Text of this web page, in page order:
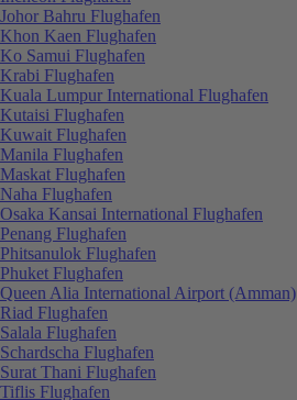
Johor Bahru Flughafen
Khon Kaen Flughafen
Ko Samui Flughafen
Krabi Flughafen
Kuala Lumpur International Flughafen
Kutaisi Flughafen
Kuwait Flughafen
Manila Flughafen
Maskat Flughafen
Naha Flughafen
Osaka Kansai International Flughafen
Penang Flughafen
Phitsanulok Flughafen
Phuket Flughafen
Queen Alia International Airport (Amman)
Riad Flughafen
Salala Flughafen
Schardscha Flughafen
Surat Thani Flughafen
Tiflis Flughafen